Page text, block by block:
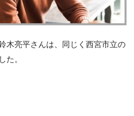
木亮平さんは、同じく西宮市立の
た。